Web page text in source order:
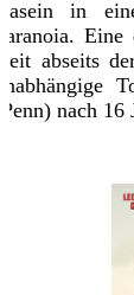
in
Eine
abseits
nach 16